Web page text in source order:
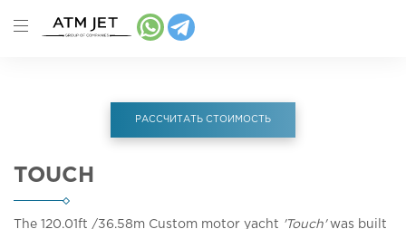
РАССЧИТАТЬ СТОИМОСТЬ
TOUCH
The 120.01ft /36.58m Custom motor yacht 'Touch'was built